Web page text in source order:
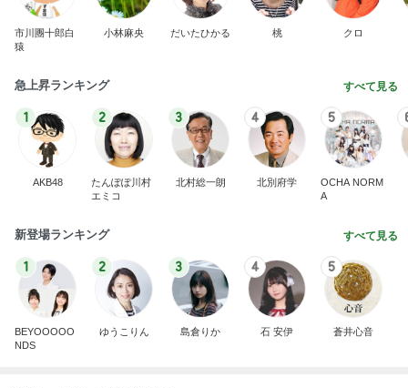
市川團十郎白
猿
小林麻央 だいたひかる 桃 クロ
急上昇ランキング すべて見る
1
AKB48
2
たんぽぽ川村
エミコ
3
北村総一朗
4
北別府学
5
OCHA NORM
A
新登場ランキング すべて見る
1
BEYOOOOO
NDS
2
ゆうこりん
3
島倉りか
4
石 安伊
5
蒼井心音